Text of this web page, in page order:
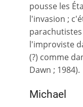
pousse les
l'invasion ;
l'improviste
(?) comme
Dawn ; 1984).
Michael